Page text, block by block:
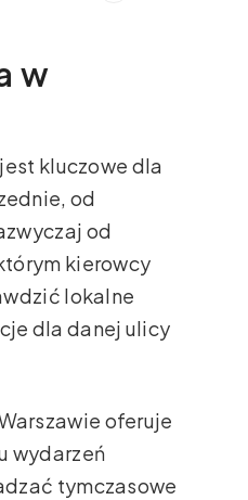
w
jest kluczowe dla
od
od
kierowcy
lokalne
dla danej ulicy
oferuje
wydarzeń
tymczasowe